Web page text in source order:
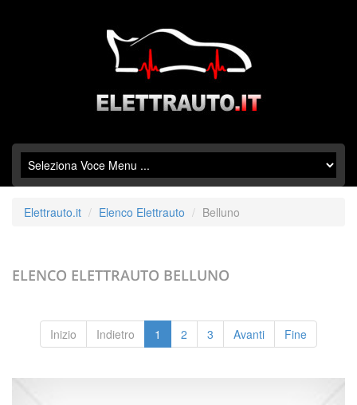
Elettrauto.it Elenco Elettrauto Belluno
ELENCO ELETTRAUTO BELLUNO
Inizio Indietro 1 2 3 Avanti Fine